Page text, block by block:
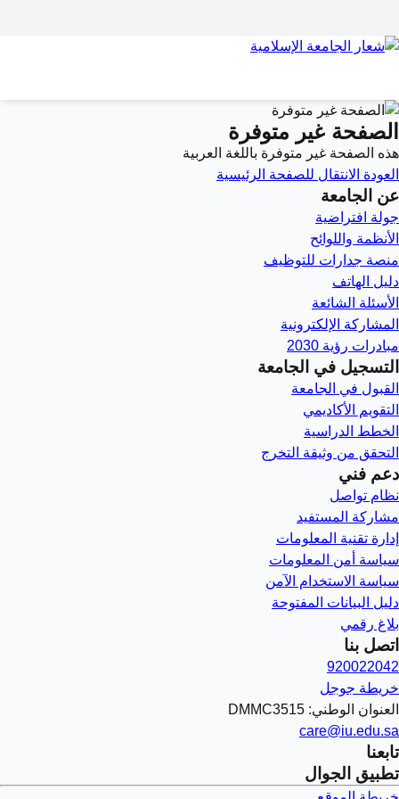
الصفحة غير متوفرة
هذه الصفحة غير متوفرة باللغة العربية
العودة الانتقال للصفحة الرئيسية
عن الجامعة
جولة افتراضية
الأنظمة واللوائح
منصة جدارات للتوظيف
دليل الهاتف
الأسئلة الشائعة
المشاركة الإلكترونية
مبادرات رؤية 2030
التسجيل في الجامعة
القبول في الجامعة
التقويم الأكاديمي
الخطط الدراسية
التحقق من وثيقة التخرج
دعم فني
نظام تواصل
مشاركة المستفيد
إدارة تقنية المعلومات
سياسة أمن المعلومات
سياسة الاستخدام الآمن
دليل البيانات المفتوحة
بلاغ رقمي
اتصل بنا
920022042
خريطة جوجل
العنوان الوطني: DMMC3515
care@iu.edu.sa
تابعنا
تطبيق الجوال